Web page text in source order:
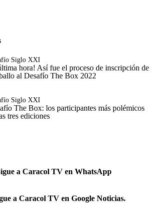
Siglo XXI
hora! Así fue el proceso de inscripción de
al Desafío The Box 2022
Siglo XXI
The Box: los participantes más polémicos
tres ediciones
a Caracol TV en WhatsApp
a Caracol TV en Google Noticias.